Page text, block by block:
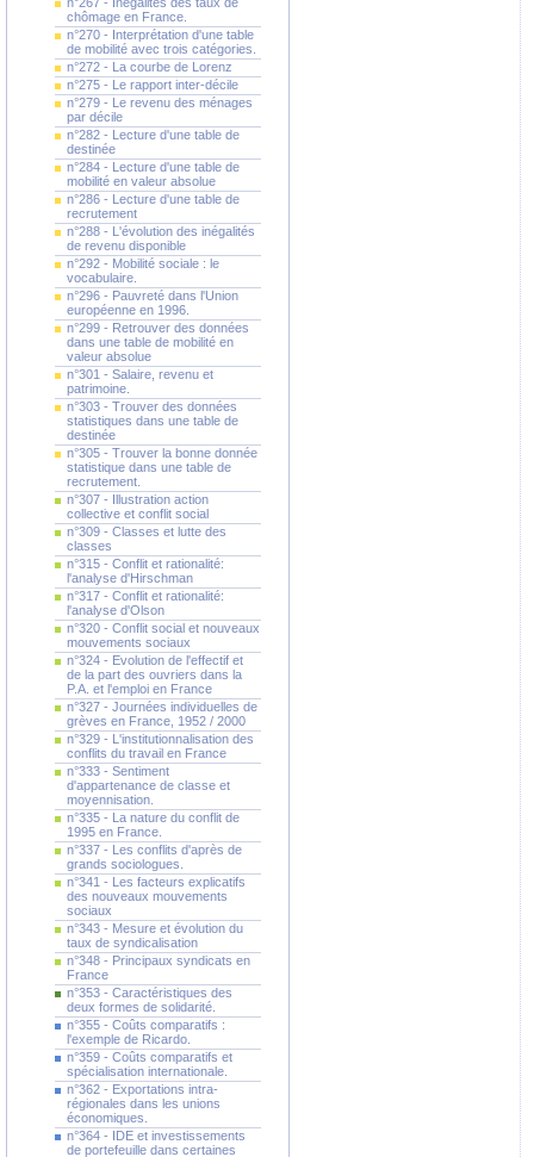
chômage en France.
n°270 - Interprétation d'une table
de mobilité avec trois catégories.
n°272 - La courbe de Lorenz
n°275 - Le rapport inter-décile
n°279 - Le revenu des ménages
par décile
n°282 - Lecture d'une table de
destinée
n°284 - Lecture d'une table de
mobilité en valeur absolue
n°286 - Lecture d'une table de
recrutement
n°288 - L'évolution des inégalités
de revenu disponible
n°292 - Mobilité sociale : le
vocabulaire.
n°296 - Pauvreté dans l'Union
européenne en 1996.
n°299 - Retrouver des données
dans une table de mobilité en
valeur absolue
n°301 - Salaire, revenu et
patrimoine.
n°303 - Trouver des données
statistiques dans une table de
destinée
n°305 - Trouver la bonne donnée
statistique dans une table de
recrutement.
n°307 - Illustration action
collective et conflit social
n°309 - Classes et lutte des
classes
n°315 - Conflit et rationalité:
l'analyse d'Hirschman
n°317 - Conflit et rationalité:
l'analyse d'Olson
n°320 - Conflit social et nouveaux
mouvements sociaux
n°324 - Evolution de l'effectif et
de la part des ouvriers dans la
P.A. et l'emploi en France
n°327 - Journées individuelles de
grèves en France, 1952 / 2000
n°329 - L'institutionnalisation des
conflits du travail en France
n°333 - Sentiment
d'appartenance de classe et
moyennisation.
n°335 - La nature du conflit de
1995 en France.
n°337 - Les conflits d'après de
grands sociologues.
n°341 - Les facteurs explicatifs
des nouveaux mouvements
sociaux
n°343 - Mesure et évolution du
taux de syndicalisation
n°348 - Principaux syndicats en
France
n°353 - Caractéristiques des
deux formes de solidarité.
n°355 - Coûts comparatifs :
l'exemple de Ricardo.
n°359 - Coûts comparatifs et
spécialisation internationale.
n°362 - Exportations intra-
régionales dans les unions
économiques.
n°364 - IDE et investissements
de portefeuille dans certaines